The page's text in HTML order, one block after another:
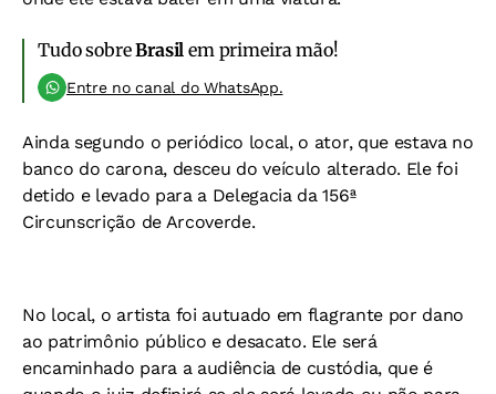
Tudo sobreBrasil em primeira mão!
Entre no canal do WhatsApp.
Ainda segundo o periódico local, o ator, que estava no
banco do carona, desceu do veículo alterado. Ele foi
detido e levado para a Delegacia da 156ª
Circunscrição de Arcoverde.
No local, o artista foi autuado em flagrante por dano
ao patrimônio público e desacato. Ele será
encaminhado para a audiência de custódia, que é